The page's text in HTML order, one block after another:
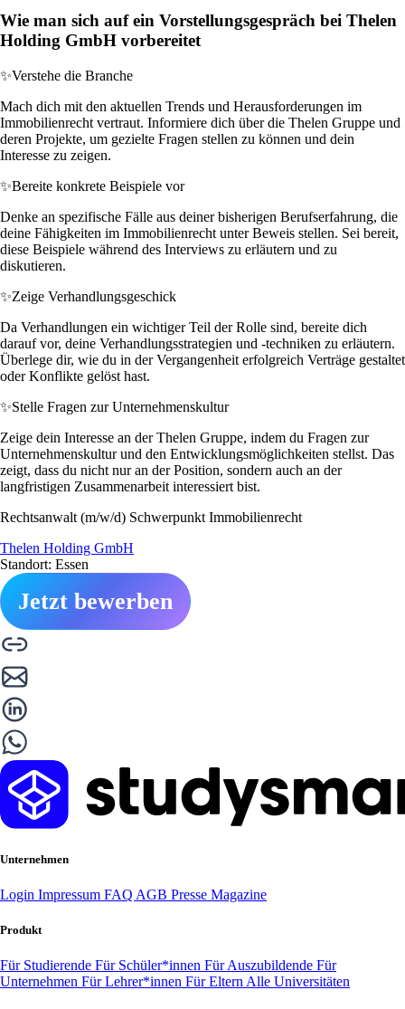
Wie man sich auf ein Vorstellungsgespräch bei Thelen
Holding GmbH vorbereitet
✨Verstehe die Branche
Mach dich mit den aktuellen Trends und Herausforderungen im
Immobilienrecht vertraut. Informiere dich über die Thelen Gruppe und
deren Projekte, um gezielte Fragen stellen zu können und dein
Interesse zu zeigen.
✨Bereite konkrete Beispiele vor
Denke an spezifische Fälle aus deiner bisherigen Berufserfahrung, die
deine Fähigkeiten im Immobilienrecht unter Beweis stellen. Sei bereit,
diese Beispiele während des Interviews zu erläutern und zu
diskutieren.
✨Zeige Verhandlungsgeschick
Da Verhandlungen ein wichtiger Teil der Rolle sind, bereite dich
darauf vor, deine Verhandlungsstrategien und -techniken zu erläutern.
Überlege dir, wie du in der Vergangenheit erfolgreich Verträge gestaltet
oder Konflikte gelöst hast.
✨Stelle Fragen zur Unternehmenskultur
Zeige dein Interesse an der Thelen Gruppe, indem du Fragen zur
Unternehmenskultur und den Entwicklungsmöglichkeiten stellst. Das
zeigt, dass du nicht nur an der Position, sondern auch an der
langfristigen Zusammenarbeit interessiert bist.
Rechtsanwalt (m/w/d) Schwerpunkt Immobilienrecht
Thelen Holding GmbH
Standort: Essen
Jetzt bewerben
Unternehmen
Login Impressum FAQ AGB Presse Magazine
Produkt
Für Studierende Für Schüler*innen Für Auszubildende Für
Unternehmen Für Lehrer*innen Für Eltern Alle Universitäten